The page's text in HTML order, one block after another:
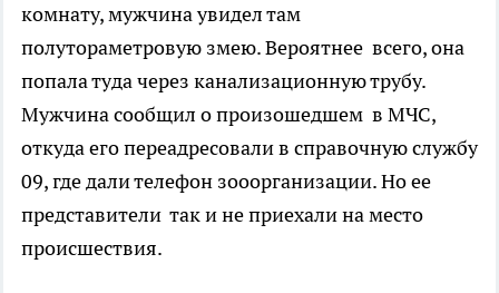
комнату, мужчина увидел там
полутораметровую змею. Вероятнее всего, она
попала туда через канализационную трубу.
Мужчина сообщил о произошедшем в МЧС,
откуда его переадресовали в справочную службу
09, где дали телефон зооорганизации. Но ее
представители так и не приехали на место
происшествия.